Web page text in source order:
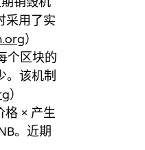
采用了实
）
个区块的
。该机制
）
格 × 产生
。近期